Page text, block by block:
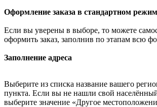
Оформление заказа в стандартном
Если вы уверены в выборе, то можете
оформить заказ, заполнив по этапам всю
Заполнение адреса
Выберите из списка название вашего
пункта. Если вы не нашли свой
выберите значение «Другое